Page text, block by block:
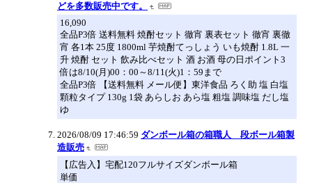
どを多数販売中です。
16,090
全品P3倍 送料無料 焼酎セット 徹宵 裏表セット 徹宵 裏徹
宵 各1本 25度 1800ml 芋焼酎てっしょう いも焼酎 1.8L 一
升 焼酎 セット 飲み比べセット 酒 お酒 母の日ポイント3
倍は8/10(月)00：00～8/11(火)1：59まで
全品P3倍 【送料無料 メール便】東洋食品 ろく助 塩 白塩
顆粒タイプ 130g 1袋 あらしお あら塩 粗塩 調味塩 だし塩
ゆ
2026/08/09 17:46:59 ダンボール箱の箱職人 段ボール箱製
造販売
【広告入】宅配120フルサイズダンボール箱
単価